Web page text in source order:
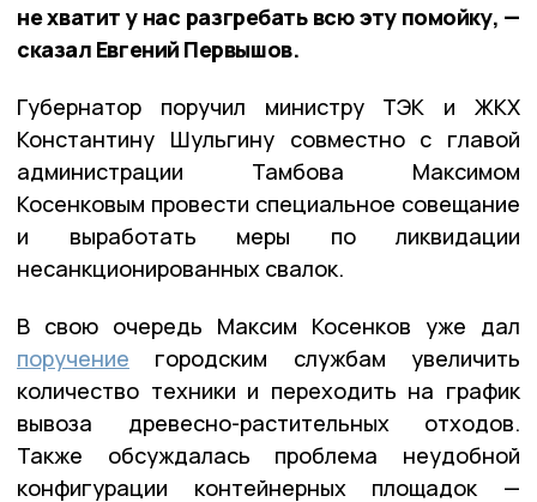
не хватит у нас разгребать всю эту помойку, —
сказал Евгений Первышов.
Губернатор поручил министру ТЭК и ЖКХ
Константину Шульгину совместно с главой
администрации Тамбова Максимом
Косенковым провести специальное совещание
и выработать меры по ликвидации
несанкционированных свалок.
В свою очередь Максим Косенков уже дал
поручение городским службам увеличить
количество техники и переходить на график
вывоза древесно-растительных отходов.
Также обсуждалась проблема неудобной
конфигурации контейнерных площадок —